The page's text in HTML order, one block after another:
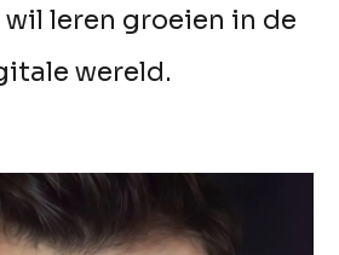
wil leren groeien in de
wereld.